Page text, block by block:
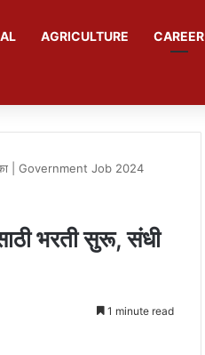
AGRICULTURE CAREER
नका | Government Job 2024
भरती सुरू, संधी
1 minute read